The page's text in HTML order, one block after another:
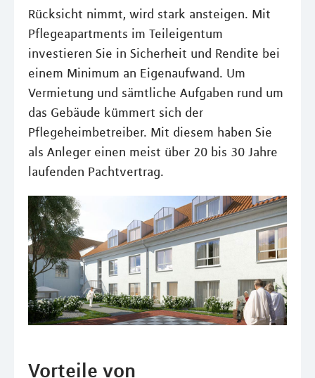
Rücksicht nimmt, wird stark ansteigen. Mit
Pflegeapartments im Teileigentum
investieren Sie in Sicherheit und Rendite bei
einem Minimum an Eigenaufwand. Um
Vermietung und sämtliche Aufgaben rund um
das Gebäude kümmert sich der
Pflegeheimbetreiber. Mit diesem haben Sie
als Anleger einen meist über 20 bis 30 Jahre
laufenden Pachtvertrag.
Vorteile von